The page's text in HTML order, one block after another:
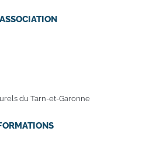
du Tarn-et-Garonne